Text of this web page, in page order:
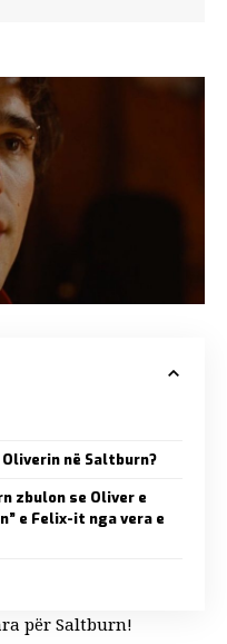
në Saltburn?
zbulon se Oliver e
e Felix-it nga vera e
për Saltburn!